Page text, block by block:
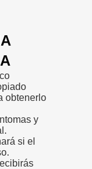
obtenerlo
y
si el